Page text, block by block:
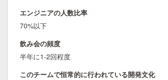
エンジニアの人数比率
70%以下
飲み会の頻度
半年に1-2回程度
このチームで恒常的に行われている開発文化